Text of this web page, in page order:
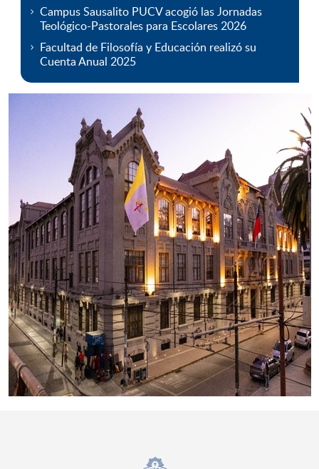
Campus Sausalito PUCV acogió las Jornadas
Teológico-Pastorales para Escolares 2026
Facultad de Filosofía y Educación realizó su
Cuenta Anual 2025